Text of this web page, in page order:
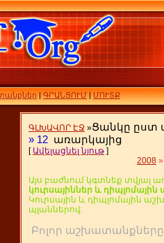
|ԳՐԱՆՑՈՒՄ|ՄՈՒՏՔ
ԳԼԽԱՎՈՐ ԷՋ »Ցանկը ըստ
» 12 առարկայից
[ Ավելացնել նյութ ]
2008 »
Այս բաժնում կգտնեք տվյալ
կուրսայիններ և
Կուրսային և դիպլոմային
պլաններով:
Բոլոր